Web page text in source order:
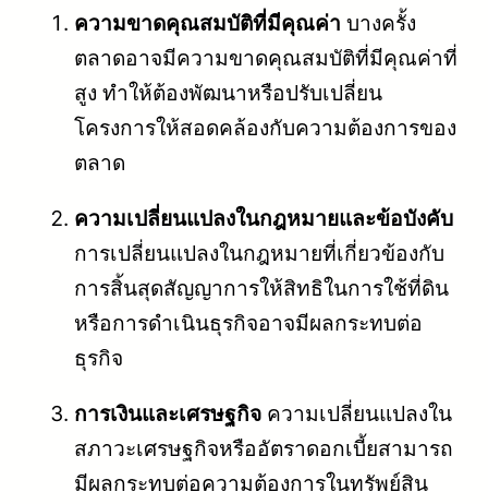
ความขาดคุณสมบัติที่มีคุณค่า บางครั้ง
ตลาดอาจมีความขาดคุณสมบัติที่มีคุณค่าที่
สูง ทำให้ต้องพัฒนาหรือปรับเปลี่ยน
โครงการให้สอดคล้องกับความต้องการของ
ตลาด
ความเปลี่ยนแปลงในกฎหมายและข้อบังคับ
การเปลี่ยนแปลงในกฎหมายที่เกี่ยวข้องกับ
การสิ้นสุดสัญญาการให้สิทธิในการใช้ที่ดิน
หรือการดำเนินธุรกิจอาจมีผลกระทบต่อ
ธุรกิจ
การเงินและเศรษฐกิจ ความเปลี่ยนแปลงใน
สภาวะเศรษฐกิจหรืออัตราดอกเบี้ยสามารถ
มีผลกระทบต่อความต้องการในทรัพย์สิน